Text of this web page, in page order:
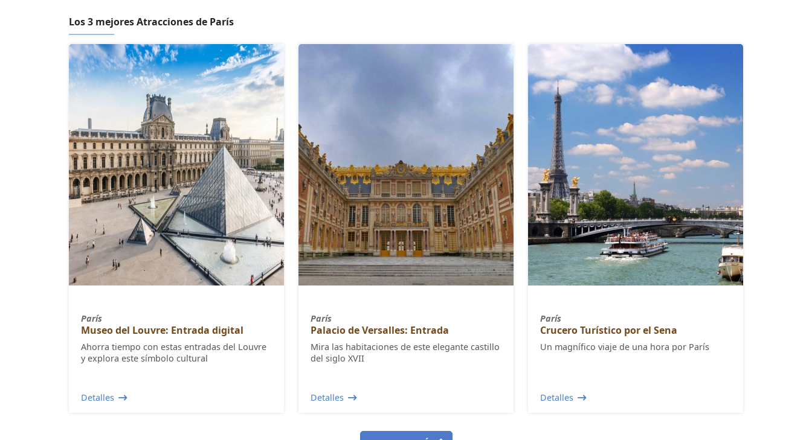
Los 3 mejores Atracciones de París
París
Museo del Louvre: Entrada digital
Ahorra tiempo con estas entradas del Louvre
y explora este símbolo cultural
Detalles
París
Palacio de Versalles: Entrada
Mira las habitaciones de este elegante castillo
del siglo XVII
Detalles
París
Crucero Turístico por el Sena
Un magnífico viaje de una hora por París
Detalles